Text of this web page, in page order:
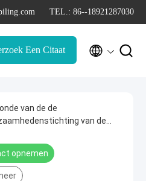
TEL.: 86--18921287030
Een Citaat  
van de de
van de
opnemen